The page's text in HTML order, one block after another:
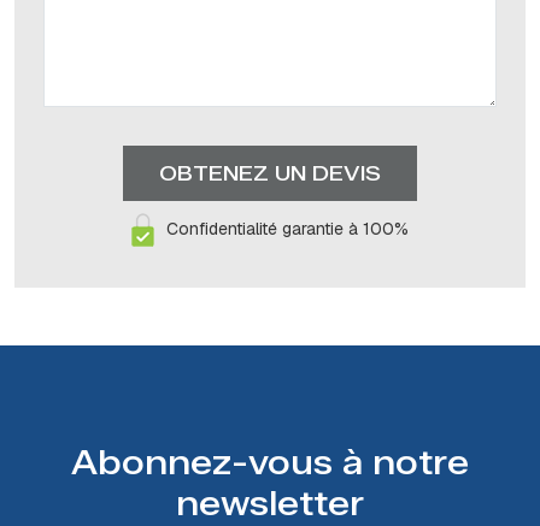
Confidentialité garantie à 100%
Abonnez-vous à notre
newsletter